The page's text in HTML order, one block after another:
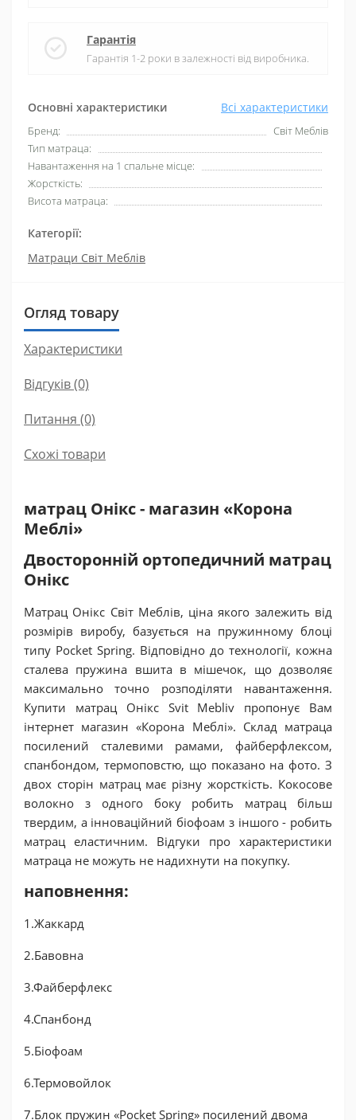
Основні характеристики Всі характеристики
Бренд:
Світ Меблів
Тип матраца:
Навантаження на 1 спальне місце:
Жорсткість:
Висота матраца:
Категорії:
Матраци Світ Меблів
Гарантія
Гарантія 1-2 роки в залежності від виробника.
Огляд товару
Характеристики
Відгуків (0)
Питання (0)
Схожі товари
матрац Онікс - магазин «Корона
Меблі»
Двосторонній ортопедичний матрац
Онікс
Матрац Онікс Світ Меблів, ціна якого залежить від
розмірів виробу, базується на пружинному блоці
типу Pocket Spring. Відповідно до технології, кожна
сталева пружина вшита в мішечок, що дозволяє
максимально точно розподіляти навантаження.
Купити матрац Онікс Svit Mebliv пропонує Вам
інтернет магазин «Корона Меблі». Склад матраца
посилений сталевими рамами, файберфлексом,
спанбондом, термоповстю, що показано на фото. З
двох сторін матрац має різну жорсткість. Кокосове
волокно з одного боку робить матрац більш
твердим, а інноваційний біофоам з іншого - робить
матрац еластичним. Відгуки про характеристики
матраца не можуть не надихнути на покупку.
наповнення:
1.Жаккард
2.Бавовна
3.Файберфлекс
4.Спанбонд
5.Біофоам
6.Термовойлок
7.Блок пружин «Pocket Spring» посилений двома